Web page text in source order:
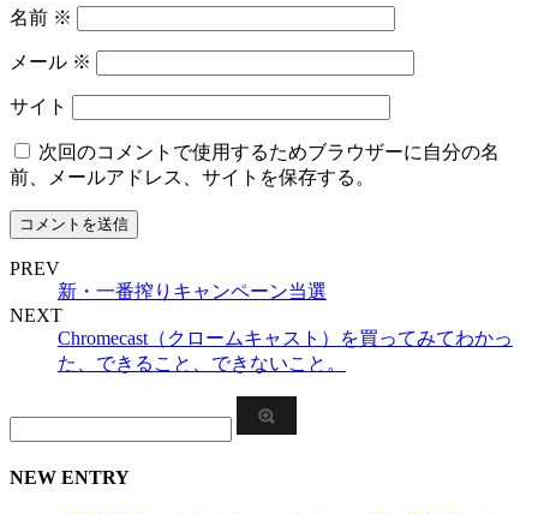
名前 ※
メール ※
サイト
次回のコメントで使用するためブラウザーに自分の名
前、メールアドレス、サイトを保存する。
PREV
新・一番搾りキャンペーン当選
NEXT
Chromecast（クロームキャスト）を買ってみてわかっ
た、できること、できないこと。
NEW ENTRY